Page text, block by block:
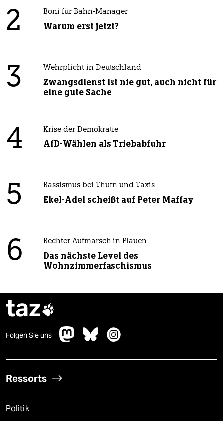
2 Boni für Bahn-Manager
Warum erst jetzt?
3 Wehrplicht in Deutschland
Zwangsdienst ist nie gut, auch nicht für
eine gute Sache
4 Krise der Demokratie
AfD-Wählen als Triebabfuhr
5 Rassismus bei Thurn und Taxis
Ekel-Adel scheißt auf Peter Maffay
6 Rechter Aufmarsch in Plauen
Das nächste Level des
Wohnzimmerfaschismus
taz
Folgen Sie uns
Ressorts
Politik